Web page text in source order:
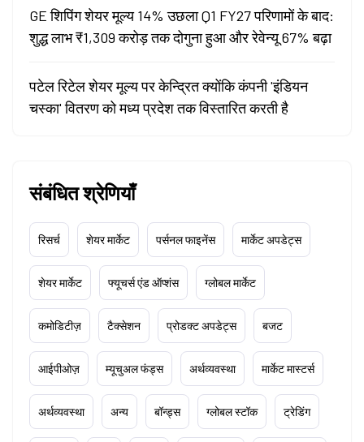
GE शिपिंग शेयर मूल्य 14% उछला Q1 FY27 परिणामों के बाद:
शुद्ध लाभ ₹1,309 करोड़ तक दोगुना हुआ और रेवेन्यू 67% बढ़ा
पटेल रिटेल शेयर मूल्य पर केन्द्रित क्योंकि कंपनी 'इंडियन
चस्का' वितरण को मध्य प्रदेश तक विस्तारित करती है
संबंधित श्रेणियाँ
रिसर्च शेयर मार्केट पर्सनल फाइनेंस मार्केट अपडेट्स
शेयर मार्केट फ्यूचर्स एंड ऑप्शंस ग्लोबल मार्केट
कमोडिटीज़ टैक्सेशन प्रोडक्ट अपडेट्स बजट
आईपीओज़ म्यूचुअल फंड्स अर्थव्यवस्था मार्केट मास्टर्स
अर्थव्यवस्था अन्य बॉन्ड्स ग्लोबल स्टॉक ट्रेडिंग